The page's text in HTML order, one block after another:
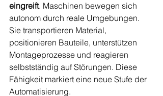
eingreift. Maschinen bewegen sich
autonom durch reale Umgebungen.
Sie transportieren Material,
positionieren Bauteile, unterstützen
Montageprozesse und reagieren
selbstständig auf Störungen. Diese
Fähigkeit markiert eine neue Stufe der
Automatisierung.